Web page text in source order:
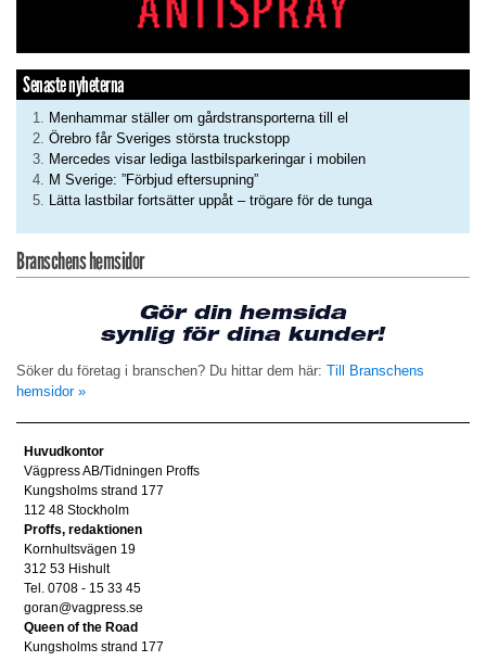
Senaste nyheterna
Menhammar ställer om gårdstransporterna till el
Örebro får Sveriges största truckstopp
Mercedes visar lediga lastbilsparkeringar i mobilen
M Sverige: ”Förbjud eftersupning”
Lätta lastbilar fortsätter uppåt – trögare för de tunga
Branschens hemsidor
Söker du företag i branschen? Du hittar dem här: Till Branschens
hemsidor »
Huvudkontor
Vägpress AB/Tidningen Proffs
Kungsholms strand 177
112 48 Stockholm
Proffs, redaktionen
Kornhultsvägen 19
312 53 Hishult
Tel. 0708 - 15 33 45
goran@vagpress.se
Queen of the Road
Kungsholms strand 177